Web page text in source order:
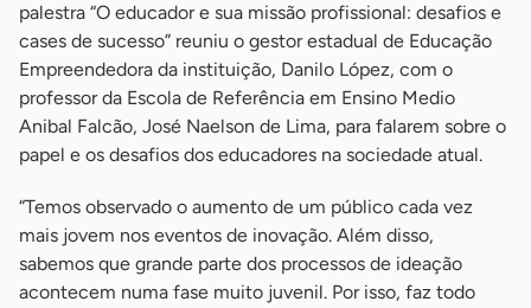
palestra “O educador e sua missão profissional: desafios e
cases de sucesso” reuniu o gestor estadual de Educação
Empreendedora da instituição, Danilo López, com o
professor da Escola de Referência em Ensino Medio
Anibal Falcão, José Naelson de Lima, para falarem sobre o
papel e os desafios dos educadores na sociedade atual.
“Temos observado o aumento de um público cada vez
mais jovem nos eventos de inovação. Além disso,
sabemos que grande parte dos processos de ideação
acontecem numa fase muito juvenil. Por isso, faz todo